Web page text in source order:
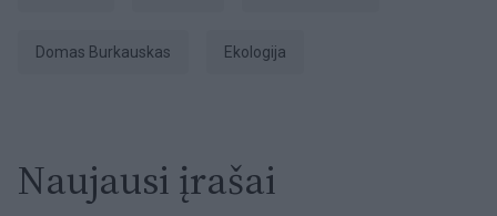
Domas Burkauskas Ekologija
Naujausi įrašai